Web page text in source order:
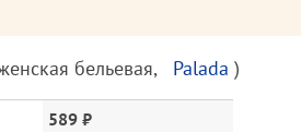
бельевая, Palada )
589 ₽